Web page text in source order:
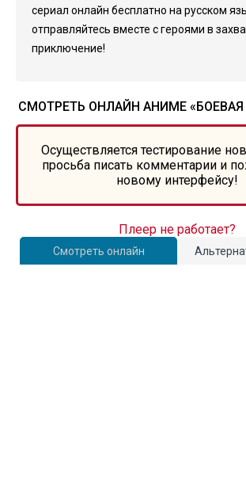
сериал онлайн бесплатно на русском
отправляйтесь вместе с героями в
приключение!
СМОТРЕТЬ ОНЛАЙН АНИМЕ «БОЕВАЯ
Осуществляется тестирование
просьба писать комментарии и
новому интерфейсу!
Смотреть онлайн
Плеер не работает?